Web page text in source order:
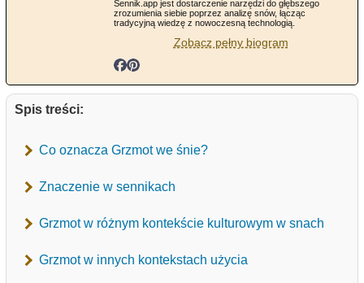
Sennik.app jest dostarczenie narzędzi do głębszego
zrozumienia siebie poprzez analizę snów, łącząc
tradycyjną wiedzę z nowoczesną technologią.
Zobacz pełny biogram
Spis treści:
Co oznacza Grzmot we śnie?
Znaczenie w sennikach
Grzmot w różnym kontekście kulturowym w snach
Grzmot w innych kontekstach użycia